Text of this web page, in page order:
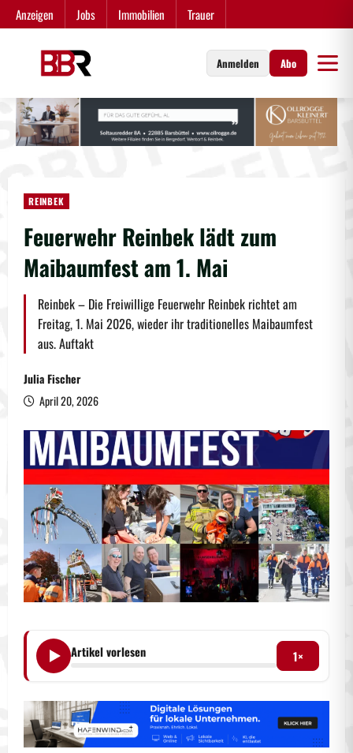
Zum
Inhalt
Anzeigen Jobs Immobilien Trauer
Anmelden Abo
REINBEK
Feuerwehr Reinbek lädt zum
Maibaumfest am 1. Mai
Reinbek – Die Freiwillige Feuerwehr Reinbek richtet am
Freitag, 1. Mai 2026, wieder ihr traditionelles Maibaumfest
aus. Auftakt
Julia Fischer
April 20, 2026
Artikel vorlesen 1×